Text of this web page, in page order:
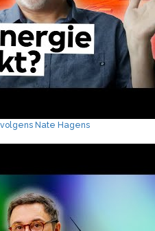
Nate Hagens